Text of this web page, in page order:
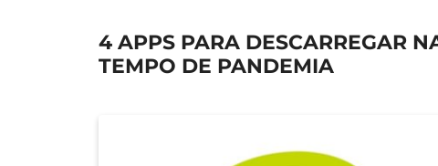
4 APPS PARA DESCARREGAR
TEMPO DE PANDEMIA